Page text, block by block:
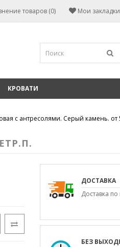
Мои
товаров (0)
КРОВАТИ
с антресолями. Серый камень. от
ДОСТАВКА
Доставка
БЕЗ